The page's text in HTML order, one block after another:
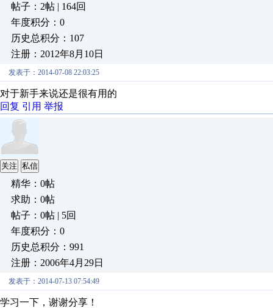
帖子：2帖 | 164回
年度积分：0
历史总积分：107
注册：2012年8月10日
发表于：2014-07-08 22:03:25
对于新手来说还是很有用的
回复 引用 举报
关注 私信
精华：0帖
求助：0帖
帖子：0帖 | 5回
年度积分：0
历史总积分：991
注册：2006年4月29日
发表于：2014-07-13 07:54:49
学习一下，谢谢分享！